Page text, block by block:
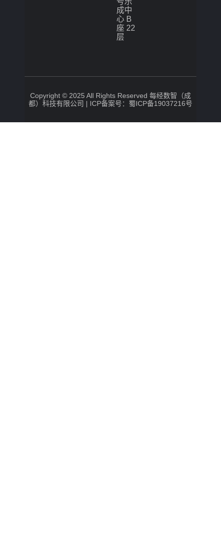
成中
心 B
座 22
层
Copyright © 2025 All Rights Reserved 每经数智（成
都）科技有限公司 | ICP备案号：蜀ICP备19037216号